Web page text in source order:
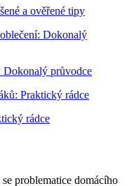
a ověřené tipy
Dokonalý průvodce
rádce
problematice domácího